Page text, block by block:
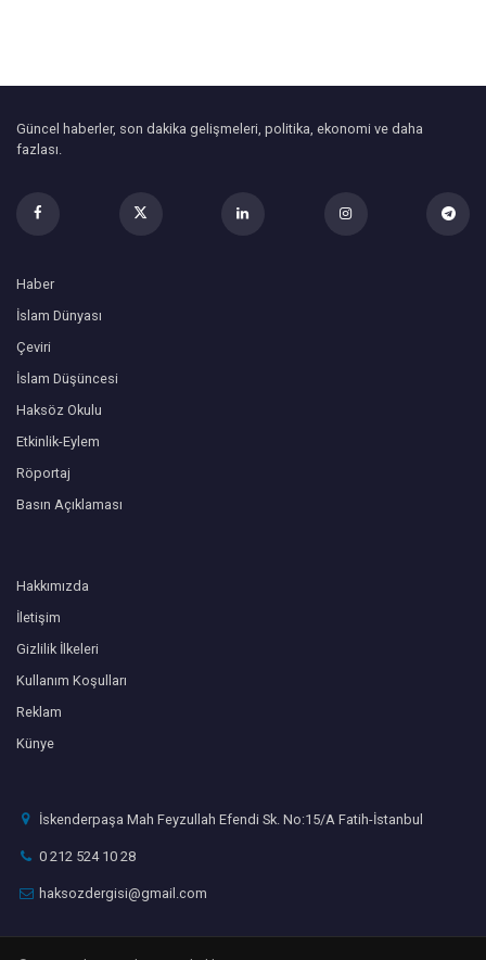
Güncel haberler, son dakika gelişmeleri, politika, ekonomi ve daha
fazlası.
Haber
İslam Dünyası
Çeviri
İslam Düşüncesi
Haksöz Okulu
Etkinlik-Eylem
Röportaj
Basın Açıklaması
Hakkımızda
İletişim
Gizlilik İlkeleri
Kullanım Koşulları
Reklam
Künye
İskenderpaşa Mah Feyzullah Efendi Sk. No:15/A Fatih-İstanbul
0 212 524 10 28
haksozdergisi@gmail.com